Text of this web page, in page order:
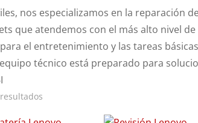
nos especializamos en la reparación
que atendemos con el más alto nivel
el entretenimiento y las tareas
técnico está preparado para